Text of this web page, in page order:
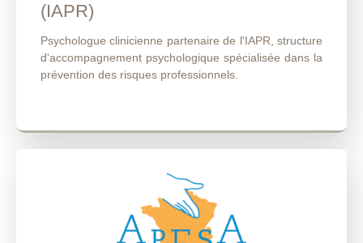
(IAPR)
Psychologue clinicienne partenaire de l'IAPR, structure
d'accompagnement psychologique spécialisée dans la
prévention des risques professionnels.